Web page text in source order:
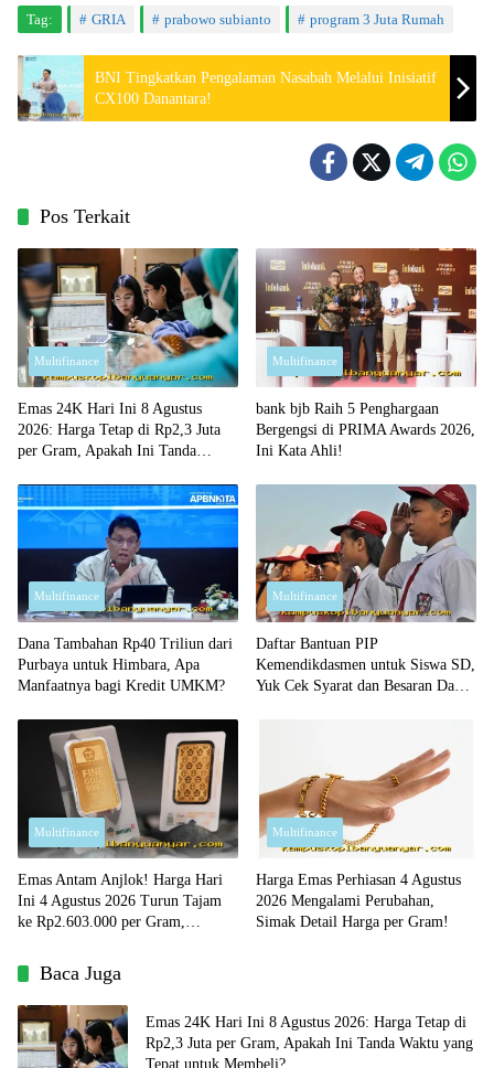
Tag: GRIA prabowo subianto program 3 Juta Rumah
BNI Tingkatkan Pengalaman Nasabah Melalui Inisiatif
CX100 Danantara!
Pos Terkait
Multifinance
Emas 24K Hari Ini 8 Agustus
2026: Harga Tetap di Rp2,3 Juta
per Gram, Apakah Ini Tanda
Multifinance
bank bjb Raih 5 Penghargaan
Bergengsi di PRIMA Awards 2026,
Ini Kata Ahli!
Multifinance
Dana Tambahan Rp40 Triliun dari
Purbaya untuk Himbara, Apa
Manfaatnya bagi Kredit UMKM?
Multifinance
Daftar Bantuan PIP
Kemendikdasmen untuk Siswa SD,
Yuk Cek Syarat dan Besaran Dana
Multifinance
Emas Antam Anjlok! Harga Hari
Ini 4 Agustus 2026 Turun Tajam
ke Rp2.603.000 per Gram,
Multifinance
Harga Emas Perhiasan 4 Agustus
2026 Mengalami Perubahan,
Simak Detail Harga per Gram!
Baca Juga
Emas 24K Hari Ini 8 Agustus 2026: Harga Tetap di
Rp2,3 Juta per Gram, Apakah Ini Tanda Waktu yang
Tepat untuk Membeli?